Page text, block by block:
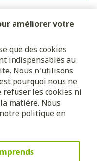
améliorer votre
que des cookies
indispensables au
Nous n'utilisons
pourquoi nous ne
les cookies ni
matière. Nous
politique en
abonnez à notre
de confidentialité.